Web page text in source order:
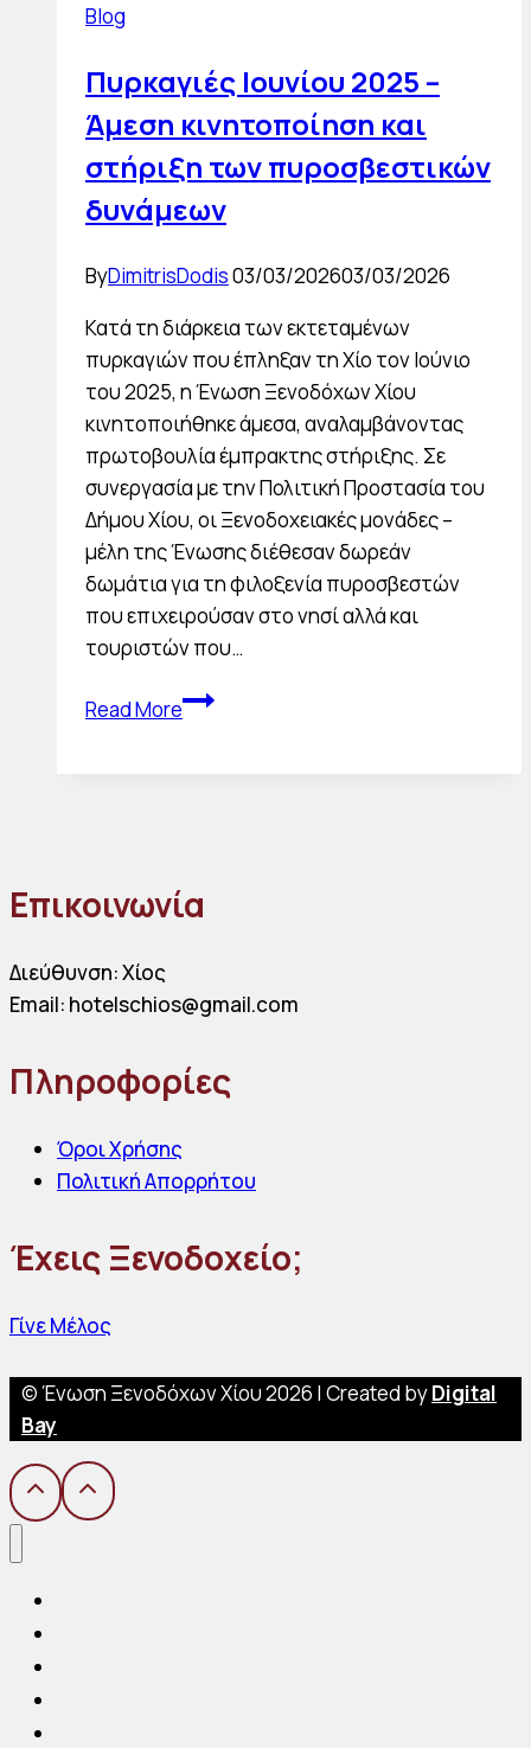
Blog
Πυρκαγιές Ιουνίου 2025 –
Άμεση κινητοποίηση και
στήριξη των πυροσβεστικών
δυνάμεων
ByDimitrisDodis03/03/202603/03/2026
Κατά τη διάρκεια των εκτεταμένων
πυρκαγιών που έπληξαν τη Χίο τον Ιούνιο
του 2025, η Ένωση Ξενοδόχων Χίου
κινητοποιήθηκε άμεσα, αναλαμβάνοντας
πρωτοβουλία έμπρακτης στήριξης. Σε
συνεργασία με την Πολιτική Προστασία του
Δήμου Χίου, οι Ξενοδοχειακές μονάδες –
μέλη της Ένωσης διέθεσαν δωρεάν
δωμάτια για τη φιλοξενία πυροσβεστών
που επιχειρούσαν στο νησί αλλά και
τουριστών που…
Read MoreΠυρκαγιές
στήριξη
δυνάμεων
Επικοινωνία
Διεύθυνση: Χίος
Email: hotelschios@gmail.com
Πληροφορίες
Όροι Χρήσης
Πολιτική Απορρήτου
Έχεις Ξενοδοχείο;
Γίνε Μέλος
© Ένωση Ξενοδόχων Χίου 2026 | Created byDigital
Bay